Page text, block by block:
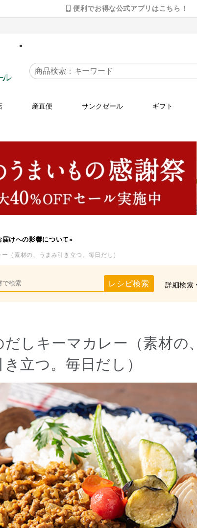
便利でお得な公式アプリはこちら！
産直便 サンクゼール ギフト
けへの影響について»
（素材の、うまみ引き立つ。毎日だし）
レシピ検索 詳細検索
だしキーマカレー（素材の、
立つ。毎日だし）